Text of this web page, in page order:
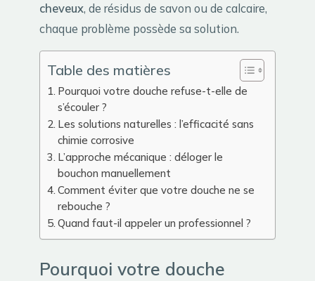
cheveux, de résidus de savon ou de calcaire,
chaque problème possède sa solution.
Table des matières
Pourquoi votre douche refuse-t-elle de
s’écouler ?
Les solutions naturelles : l’efficacité sans
chimie corrosive
L’approche mécanique : déloger le
bouchon manuellement
Comment éviter que votre douche ne se
rebouche ?
Quand faut-il appeler un professionnel ?
Pourquoi votre douche